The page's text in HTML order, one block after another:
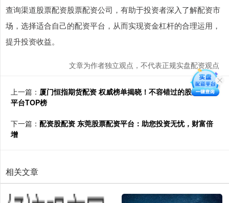
查询渠道股票配资股票配资公司，有助于投资者深入了解配资市
场，选择适合自己的配资平台，从而实现资金杠杆的合理运用，
提升投资收益。
文章为作者独立观点，不代表正规实盘配资观点
上一篇： 厦门恒指期货配资 权威榜单揭晓！不容错过的股票配资
平台TOP榜
下一篇： 配资股配资 东莞股票配资平台：助您投资无忧，财富倍
增
相关文章